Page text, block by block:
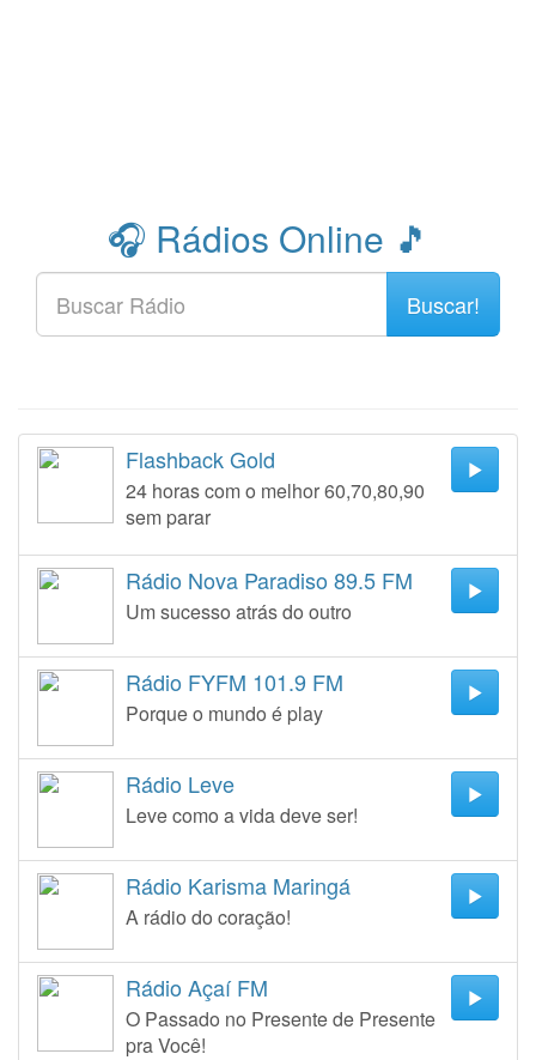
🎧 Rádios Online 🎵
Buscar!
Flashback Gold
24 horas com o melhor 60,70,80,90
sem parar
Rádio Nova Paradiso 89.5 FM
Um sucesso atrás do outro
Rádio FYFM 101.9 FM
Porque o mundo é play
Rádio Leve
Leve como a vida deve ser!
Rádio Karisma Maringá
A rádio do coração!
Rádio Açaí FM
O Passado no Presente de Presente
pra Você!